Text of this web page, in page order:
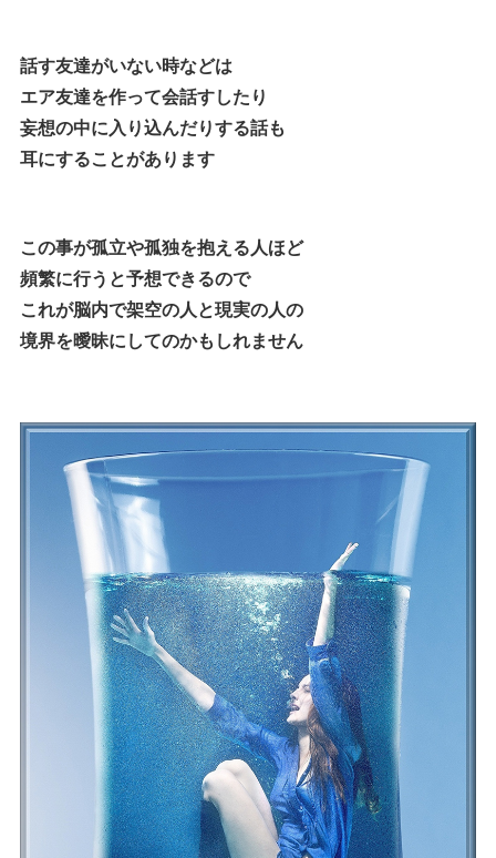
話す友達がいない時などは
エア友達を作って会話すしたり
妄想の中に入り込んだりする話も
耳にすることがあります
この事が孤立や孤独を抱える人ほど
頻繁に行うと予想できるので
これが脳内で架空の人と現実の人の
境界を曖昧にしてのかもしれません